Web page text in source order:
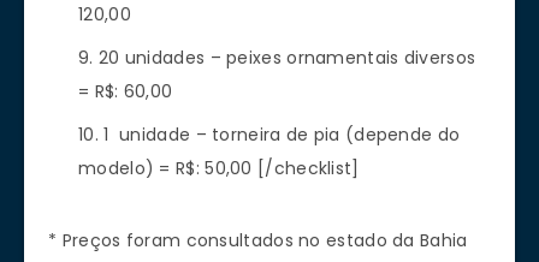
120,00
20 unidades – peixes ornamentais diversos
= R$: 60,00
1 unidade – torneira de pia (depende do
modelo) = R$: 50,00 [/checklist]
* Preços foram consultados no estado da Bahia